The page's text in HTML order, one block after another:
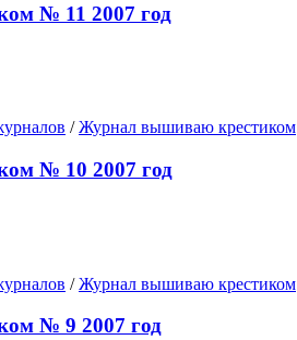
№ 11 2007 год
/Журнал вышиваю крестиком
№ 10 2007 год
/Журнал вышиваю крестиком
№ 9 2007 год